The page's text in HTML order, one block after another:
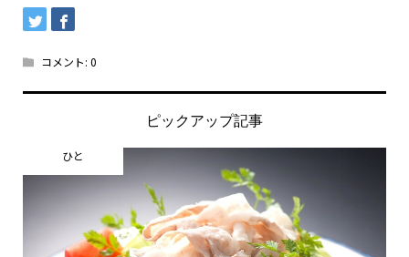
コメント: 0
ピックアップ記事
ひと